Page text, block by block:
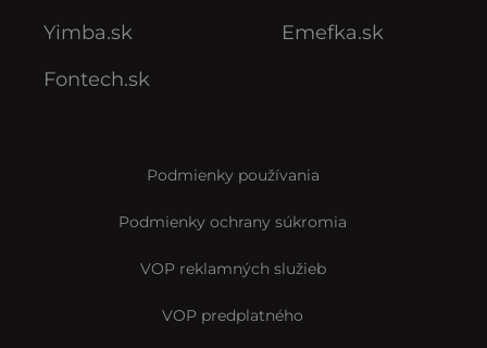
Yimba.sk
Fontech.sk
Emefka.sk
Podmienky používania
Podmienky ochrany súkromia
VOP reklamných služieb
VOP predplatného